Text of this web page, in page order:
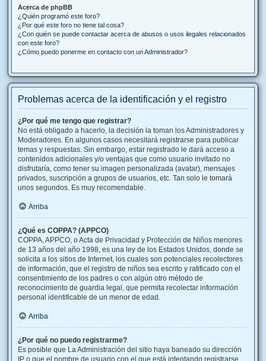
Acerca de phpBB
¿Quién programó este foro?
¿Por qué este foro no tiene tal cosa?
¿Con quién se puede contactar acerca de abusos o usos ilegales relacionados
con este foro?
¿Cómo puedo ponerme en contacto con un Administrador?
Problemas acerca de la identificación y el registro
¿Por qué me tengo que registrar?
No está obligado a hacerlo, la decisión la toman los Administradores y
Moderadores. En algunos casos necesitará registrarse para publicar
temas y respuestas. Sin embargo, estar registrado le dará acceso a
contenidos adicionales y/o ventajas que como usuario invitado no
disfrutaría, como tener su imagen personalizada (avatar), mensajes
privados, suscripción a grupos de usuarios, etc. Tan solo le tomará
unos segundos. Es muy recomendable.
Arriba
¿Qué es COPPA? (APPCO)
COPPA, APPCO, o Acta de Privacidad y Protección de Niños menores
de 13 años del año 1998, es una ley de los Estados Unidos, donde se
solicita a los sitios de Internet, los cuales son potenciales recolectores
de información, que el registro de niños sea escrito y ratificado con el
consentimiento de los padres o con algún otro método de
reconocimiento de guardia legal, que permita recolectar información
personal identificable de un menor de edad.
Arriba
¿Por qué no puedo registrarme?
Es posible que La Administración del sitio haya baneado su dirección
IP o que el nombre de usuario con el que está intentando registrarse,